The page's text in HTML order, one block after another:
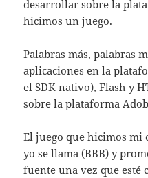
desarrollar sobre la
hicimos un juego.
Palabras más, palabras
aplicaciones en la
el SDK nativo), Flash y
sobre la plataforma
El juego que hicimos mi
yo se llama (BBB) y
fuente una vez que esté